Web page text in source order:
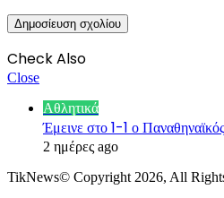
Check Also
Close
Αθλητικά
Έμεινε στο 1-1 ο
2 ημέρες ago
TikNews© Copyright 2026, All